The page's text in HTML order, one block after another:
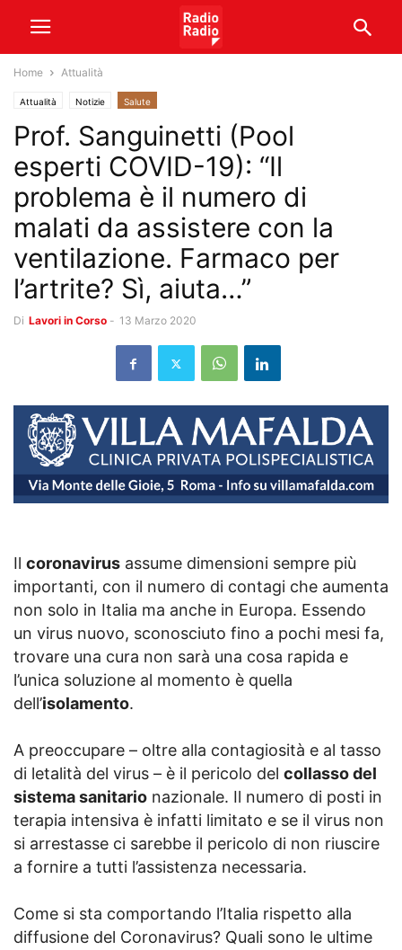
Home Attualità
Attualità Notizie Salute
Prof. Sanguinetti (Pool
esperti COVID-19): “Il
problema è il numero di
malati da assistere con la
ventilazione. Farmaco per
l’artrite? Sì, aiuta…”
Di Lavori in Corso - 13 Marzo 2020
Il coronavirus assume dimensioni sempre più
importanti, con il numero di contagi che aumenta
non solo in Italia ma anche in Europa. Essendo
un virus nuovo, sconosciuto fino a pochi mesi fa,
trovare una cura non sarà una cosa rapida e
l’unica soluzione al momento è quella
dell’isolamento.
A preoccupare – oltre alla contagiosità e al tasso
di letalità del virus – è il pericolo del collasso del
sistema sanitario nazionale. Il numero di posti in
terapia intensiva è infatti limitato e se il virus non
si arrestasse ci sarebbe il pericolo di non riuscire
a fornire a tutti l’assistenza necessaria.
Come si sta comportando l’Italia rispetto alla
diffusione del Coronavirus? Quali sono le ultime